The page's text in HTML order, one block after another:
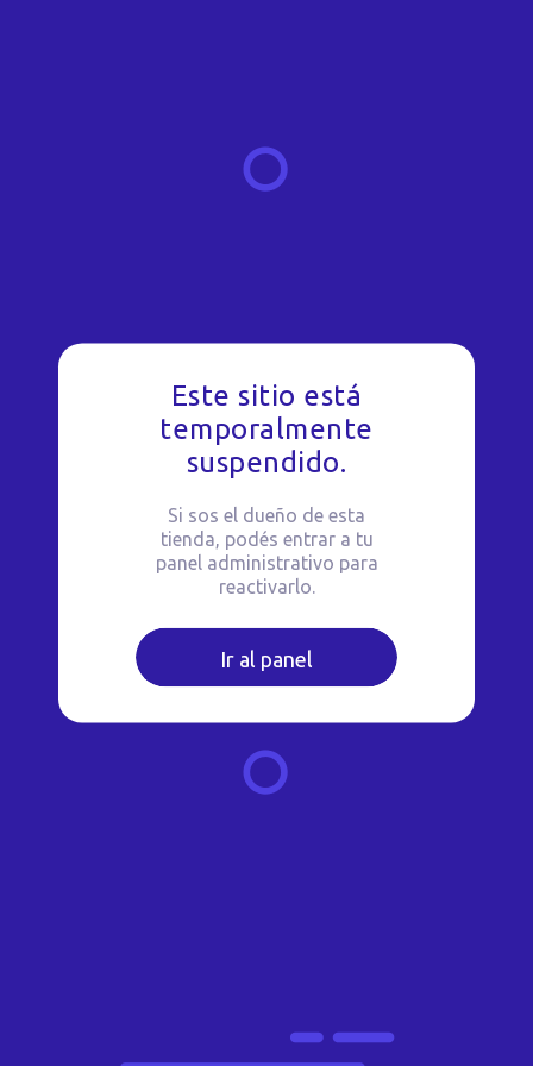
Este sitio está
temporalmente
suspendido.
Si sos el dueño de esta
tienda, podés entrar a tu
panel administrativo para
reactivarlo.
Ir al panel